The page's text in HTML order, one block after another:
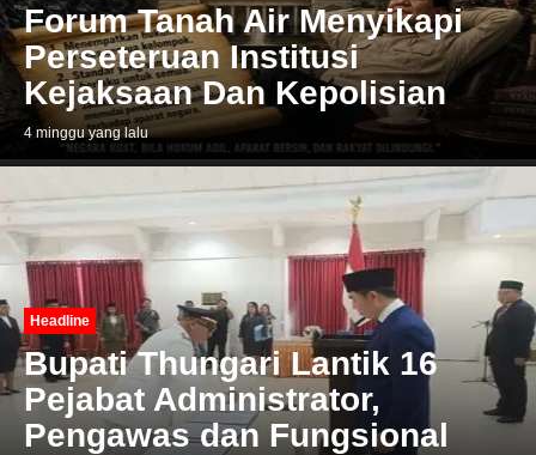
Forum Tanah Air Menyikapi
Perseteruan Institusi
Kejaksaan Dan Kepolisian
4 minggu yang lalu
Headline
Bupati Thungari Lantik 16
Pejabat Administrator,
Pengawas dan Fungsional